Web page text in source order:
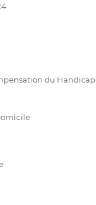
du Handicap